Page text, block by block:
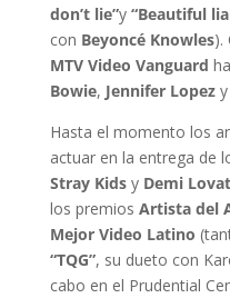
don’t lie”y “Beautiful
con Beyoncé Knowles).
MTV Video Vanguard
Bowie, Jennifer Lopezy
Hasta el momento los
actuar en la entrega de
Stray Kidsy Demi
los premios Artista del
Mejor Video Latino
“TQG”, su dueto con
cabo en el Prudential